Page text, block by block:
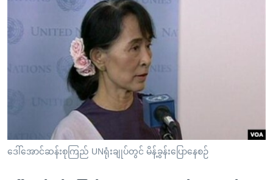
ကျော်
ကြည့်
သို့
အစ္စရေး-ပါလက်စတိုင်း
အင်္ဂလိပ်စာလေ့လာမယ်
အမေရိကန်သုံးအီဒီယံ
မကြေးမုံရဲ့ အင်္ဂလိပ်စာ
ရုပ်ရှင်ထဲက အင်္ဂလိပ်စာ
သုတပဒေသာ အင်္ဂလိပ်စာ
အပတ်စဉ်ကဏ္ဍများ
ရေဒီယိုနှင့်ရုပ်သံ အချက်အလက်များ
ရေဒီယို/တီဗွီအစီအစဉ်
Learning English
ဗွီအိုအေ လူမှုကွန်ယက်များ
ဒေါ်အောင်ဆန်းစုကြည် UNရုံးချုပ်တွင် မိန့်ခွန်းပြောနေစဉ်